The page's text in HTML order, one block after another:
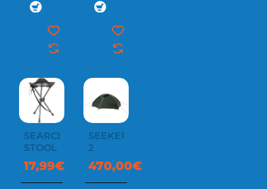
SEARCHER
STOOL
17,99€
SEEKER
2
470,00€